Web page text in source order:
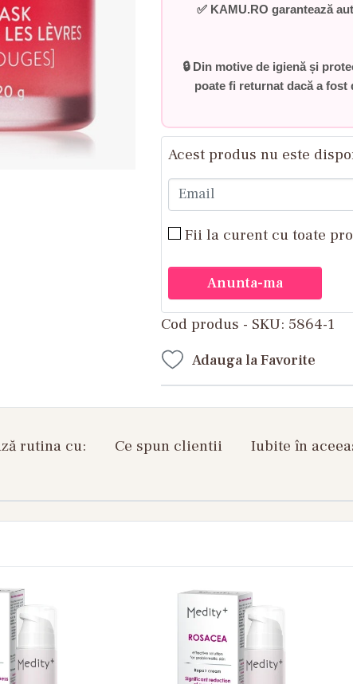
✅ KAMU.RO garantează
🔒 Din motive de igienă și
poate fi returnat dacă a fost
Acest produs nu este
Email
Fii la curent cu toate
Anunta-ma
Cod produs - SKU 5864-1
Adauga la Favorite
rutina cu: Ce spun clientii
Iubite în